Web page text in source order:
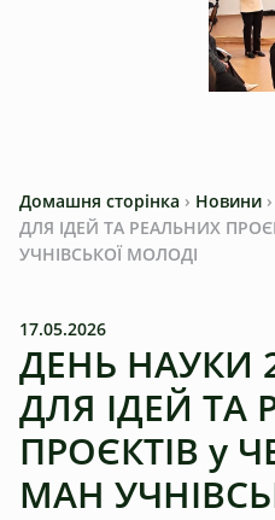
Домашня сторінка › Новини ›
ДЛЯ ІДЕЙ ТА РЕАЛЬНИХ
УЧНІВСЬКОЇ МОЛОДІ
17.05.2026
ДЕНЬ НАУКИ
ДЛЯ ІДЕЙ ТА
ПРОЄКТІВ у
МАН